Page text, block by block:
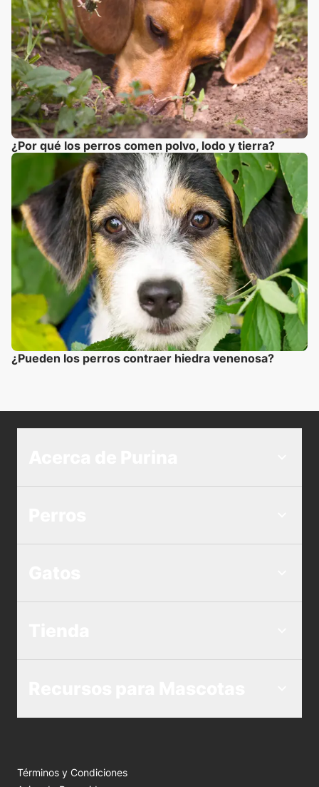
¿Por qué los perros comen polvo, lodo y tierra?
¿Pueden los perros contraer hiedra venenosa?
Términos y Condiciones